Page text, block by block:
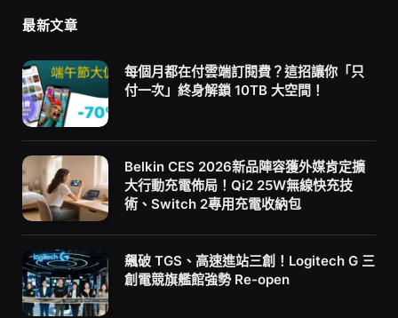
最新文章
每個月都在付雲端訂閱費？這招讓你「只
付一次」終身解鎖 10TB 大空間！
Belkin CES 2026新品陣容獲外媒肯定擴
大行動充電佈局！Qi2 25W無線快充技
術、Switch 2專用充電收納包
飆破 TGS、高速進站三創！Logitech G 三
創電競旗艦館強勢 Re-open